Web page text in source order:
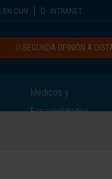
EN CUN INTRANET
SEGUNDA OPINIÓN A
Médicos y
Especialidades